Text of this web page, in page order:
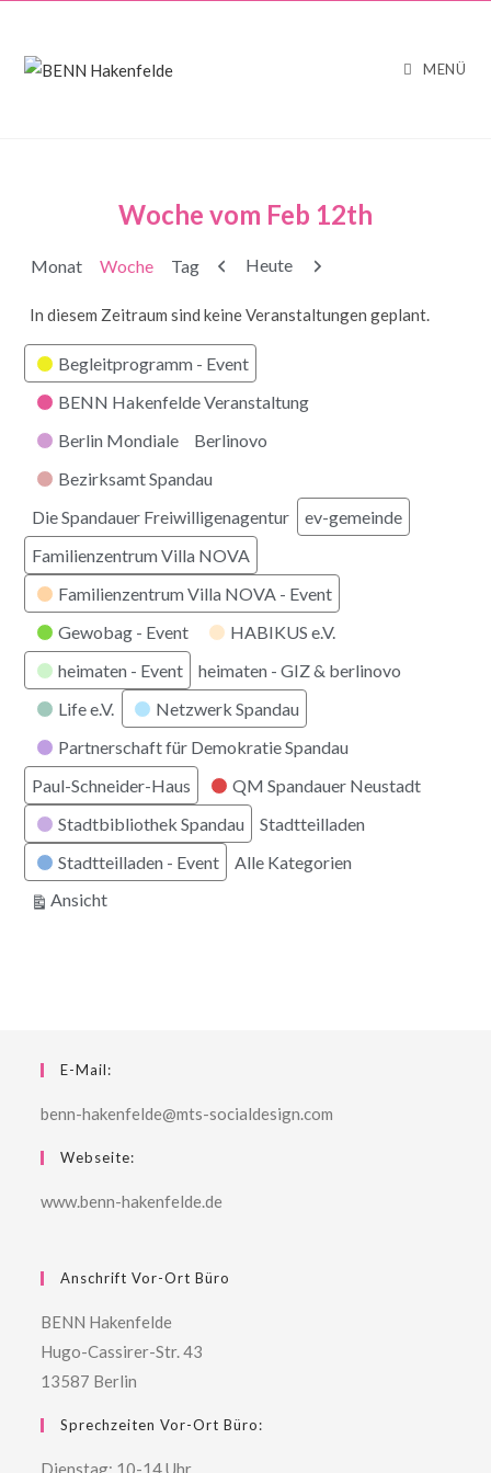
MENÜ
Woche vom Feb 12th
Monat Woche Tag Zurück
Heute Weiter
In diesem Zeitraum sind keine Veranstaltungen geplant.
Kategorien
Begleitprogramm - Event
BENN Hakenfelde Veranstaltung
Berlin Mondiale
Berlinovo
Bezirksamt Spandau
Die Spandauer Freiwilligenagentur
ev-gemeinde
Familienzentrum Villa NOVA
Familienzentrum Villa NOVA - Event
Gewobag - Event
HABIKUS e.V.
heimaten - Event
heimaten - GIZ & berlinovo
Life e.V.
Netzwerk Spandau
Partnerschaft für Demokratie Spandau
Paul-Schneider-Haus
QM Spandauer Neustadt
Stadtbibliothek Spandau
Stadtteilladen
Stadtteilladen - Event
Alle Kategorien
Ansichtausdrucken
E-Mail:
benn-hakenfelde@mts-socialdesign.com
Webseite:
www.benn-hakenfelde.de
Anschrift Vor-Ort Büro
BENN Hakenfelde
Hugo-Cassirer-Str. 43
13587 Berlin
Sprechzeiten Vor-Ort Büro:
Dienstag: 10-14 Uhr